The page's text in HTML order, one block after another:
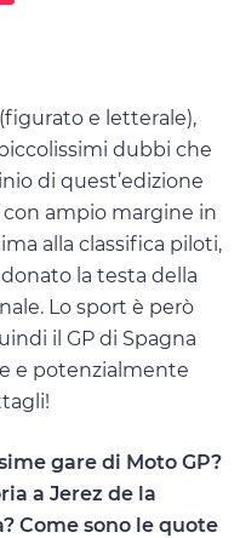
e letterale),
dubbi che
di quest’edizione
ampio margine in
alla classifica piloti,
la testa della
Lo sport è però
il GP di Spagna
e potenzialmente
gare di Moto GP?
a Jerez de la
Come sono le quote